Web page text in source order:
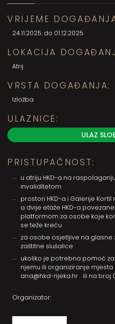
VRIJEME
24.11.2025. do 01.12.2025.
LOKACIJA
Atrij
VRSTA DOGAĐANJA:
Izložba
ULAZNICE:
ULAZ
PRISTUPAČNOST:
u atriju HKD-a na
invaliditetom
prostori HKD-a i Galerije
a dvije etaže HKD-a
platformom za osobe koje
se teže kreću
za osobe osjetljive na glasne
zaštitne slušalice
ukoliko je potrebna pomoć za
njemu ili organiziranje
ana@hkd-rijeka.hr
ili na broj
Organizator: